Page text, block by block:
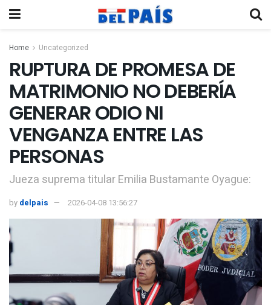
Home Uncategorized
RUPTURA DE PROMESA DE
MATRIMONIO NO DEBERÍA
GENERAR ODIO NI
VENGANZA ENTRE LAS
PERSONAS
Jueza suprema titular Emilia Bustamante Oyague:
by delpais 2026-04-08 13:56:27